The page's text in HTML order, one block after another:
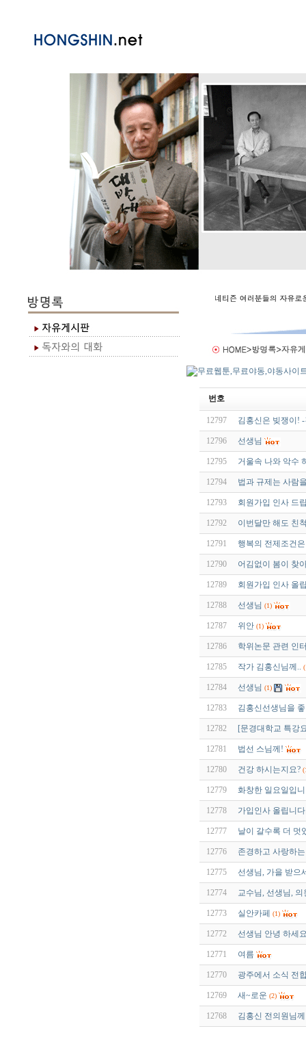
번호
12797 김홍신은 빚쟁이!
12796 선생님
12795 거울속 나와 악수
12794 법과 규제는 사람
12793 회원가입 인사 드
12792 이번달만 해도 친
12791 행복의 전제조건
12790 어김없이 봄이 찾
12789 회원가입 인사 올
12788 선생님 (1)
12787 위안 (1)
12786 학위논문 관련 인
12785 작가 김홍신님께..
12784 선생님 (1)
12783 김홍신선생님을
12782 [문경대학교 특강
12781 법선 스님께!
12780 건강 하시는지요?
12779 화창한 일요일입
12778 가입인사 올립니
12777 날이 갈수록 더 멋
12776 존경하고 사랑하
12775 선생님, 가을 받으
12774 교수님, 선생님,
12773 실안카페 (1)
12772 선생님 안녕 하세
12771 여름
12770 광주에서 소식 전
12769 새~로운 (2)
12768 김홍신 전의원님